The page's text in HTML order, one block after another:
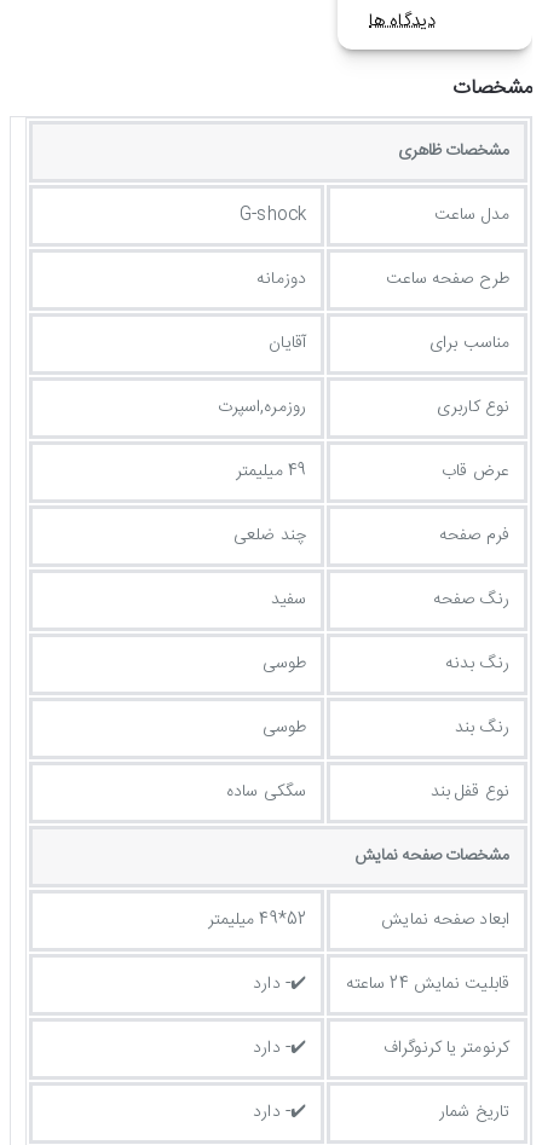
دیدگاه ها
مشخصات
مشخصات ظاهری
مدل ساعت G-shock
طرح صفحه ساعت دوزمانه
مناسب برای آقایان
نوع کاربری روزمره,اسپرت
عرض قاب 49 میلیمتر
فرم صفحه چند ضلعی
رنگ صفحه سفید
رنگ بدنه طوسی
رنگ بند طوسی
نوع قفل بند سگکی ساده
مشخصات صفحه نمايش
ابعاد صفحه نمایش 52*49 میلیمتر
قابلیت نمایش 24 ساعته ✔️- دارد
کرنومتر یا کرنوگراف ✔️- دارد
تاریخ شمار ✔️- دارد